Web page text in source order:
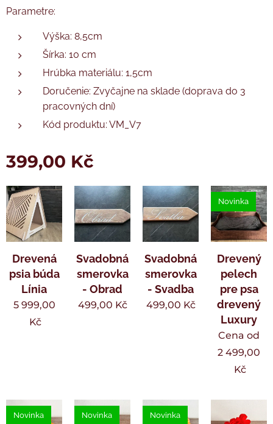
Parametre:
Výška: 8,5cm
Šírka: 10 cm
Hrúbka materiálu: 1,5cm
Doručenie: Zvyčajne na sklade (doprava do 3
pracovných dní)
Kód produktu: VM_V7
399,00 Kč
Drevená
psia búda
Línia
5 999,00
Kč
Svadobná
smerovka
- Obrad
499,00 Kč
Svadobná
smerovka
- Svadba
499,00 Kč
Drevený
pelech
pre psa
drevený
Luxury
Novinka
Cena od
2 499,00
Kč
Novinka Novinka Novinka